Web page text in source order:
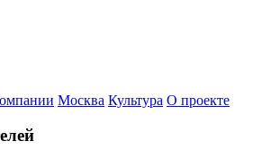
Москва Культура О проекте